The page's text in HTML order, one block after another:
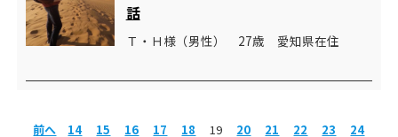
話
Ｔ・Ｈ様（男性） 27歳 愛知県在住
前へ 14 15 16 17 18 19 20 21 22 23
24